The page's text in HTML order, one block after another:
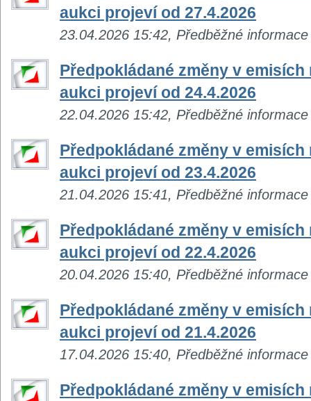
aukci projeví od 27.4.2026
23.04.2026 15:42, Předběžné informace
Předpokládané změny v emisích
aukci projeví od 24.4.2026
22.04.2026 15:42, Předběžné informace
Předpokládané změny v emisích
aukci projeví od 23.4.2026
21.04.2026 15:41, Předběžné informace
Předpokládané změny v emisích
aukci projeví od 22.4.2026
20.04.2026 15:40, Předběžné informace
Předpokládané změny v emisích
aukci projeví od 21.4.2026
17.04.2026 15:40, Předběžné informace
Předpokládané změny v emisích